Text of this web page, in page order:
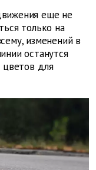
еще не
только на
изменений в
останутся
цветов для